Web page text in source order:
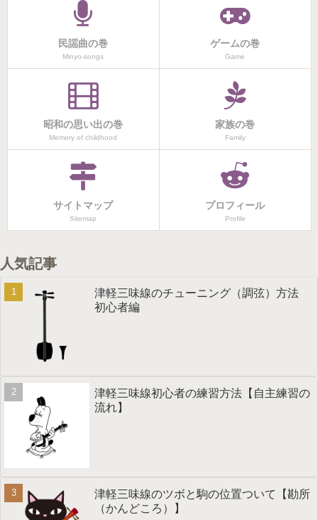
民謡曲の巻
Minyo-songs
ゲームの巻
Game
昭和の思い出の巻
Memory of childhood
家族の巻
Family
サイトマップ
Sitemap
プロフィール
Profile
人気記事
津軽三味線のチューニング（調弦）方法
初心者編
津軽三味線初心者の練習方法【自主練習の
流れ】
津軽三味線のツボと駒の位置ついて【勘所
（かんどころ）】